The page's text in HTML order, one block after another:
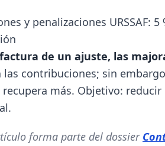
y penalizaciones URSSAF:
de un ajuste, las
las contribuciones; sin
recupera más. Objetivo:
forma parte del dossier